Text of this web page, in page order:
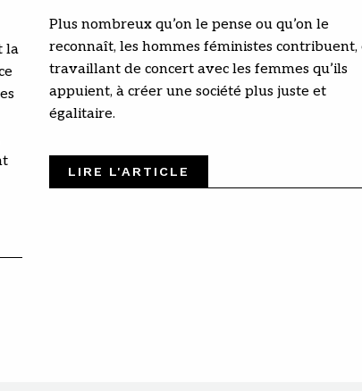
la
Plus nombreux qu’on le pense ou qu’on le
reconnaît, les hommes féministes contribuent,
travaillant de concert avec les femmes qu’ils
appuient, à créer une société plus juste et
égalitaire.
LIRE L'ARTICLE